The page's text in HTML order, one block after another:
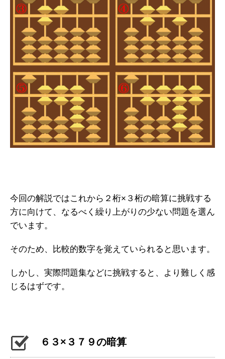
今回の解説ではこれから２桁×３桁の暗算に挑戦する
方に向けて、なるべく繰り上がりの少ない問題を選ん
でいます。
そのため、比較的数字を覚えていられると思います。
しかし、実際問題集などに挑戦すると、より難しく感
じるはずです。
６３×３７９の暗算